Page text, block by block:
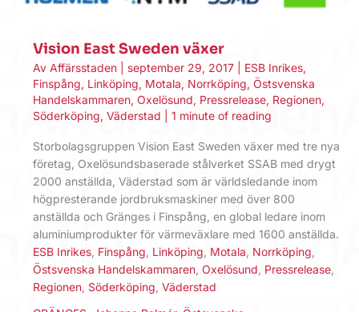
Vision East Sweden växer
Av Affärsstaden september 29, 2017 ESB Inrikes,
Finspång, Linköping, Motala, Norrköping, Östsvenska
Handelskammaren, Oxelösund, Pressrelease, Regionen,
Söderköping, Väderstad 1 minute of reading
Storbolagsgruppen Vision East Sweden växer med tre nya
företag, Oxelösundsbaserade stålverket SSAB med drygt
2000 anställda, Väderstad som är världsledande inom
högpresterande jordbruksmaskiner med över 800
anställda och Gränges i Finspång, en global ledare inom
aluminiumprodukter för värmeväxlare med 1600 anställda.
ESB Inrikes Finspång Linköping Motala Norrköping
Östsvenska Handelskammaren Oxelösund Pressrelease
Regionen Söderköping Väderstad